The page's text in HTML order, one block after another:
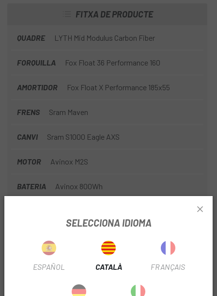
FITXA DE PRODUCTE
QUADRE LYTH Mid Modulus Carbon Fiber
FORQUILLA Fox Float 36 Performance 160
AMORTIDOR Fox Float X Performance 185x55
FRENS Sram Maven
CANVI Sram S1000 Eagle AXS
MOTOR Avinox M2S
BATERIA Avinox 800Wh
SELECCIONA IDIOMA
ESPAÑOL CATALÀ FRANÇAIS